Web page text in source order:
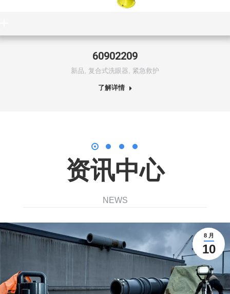
60902209
新品 复合式洗眼器 紧急救护
了解详情
资讯中心
NEWS
8 月
10